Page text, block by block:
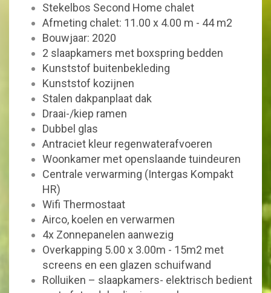
Stekelbos Second Home chalet
Afmeting chalet: 11.00 x 4.00 m - 44 m2
Bouwjaar: 2020
2 slaapkamers met boxspring bedden
Kunststof buitenbekleding
Kunststof kozijnen
Stalen dakpanplaat dak
Draai-/kiep ramen
Dubbel glas
Antraciet kleur regenwaterafvoeren
Woonkamer met openslaande tuindeuren
Centrale verwarming (Intergas Kompakt
HR)
Wifi Thermostaat
Airco, koelen en verwarmen
4x Zonnepanelen aanwezig
Overkapping 5.00 x 3.00m - 15m2 met
screens en een glazen schuifwand
Rolluiken – slaapkamers- elektrisch bedient